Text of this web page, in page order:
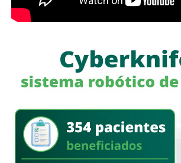
a quienes se les ha explicado el
regularización.
deja a los propios conductores en
vulnerabilidad,al no contar con las
previstas por la normativa estatal.